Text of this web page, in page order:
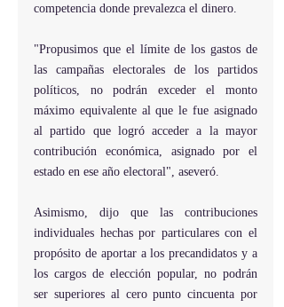
competencia donde prevalezca el dinero.
"Propusimos que el límite de los gastos de
las campañas electorales de los partidos
políticos, no podrán exceder el monto
máximo equivalente al que le fue asignado
al partido que logró acceder a la mayor
contribución económica, asignado por el
estado en ese año electoral", aseveró.
Asimismo, dijo que las contribuciones
individuales hechas por particulares con el
propósito de aportar a los precandidatos y a
los cargos de elección popular, no podrán
ser superiores al cero punto cincuenta por